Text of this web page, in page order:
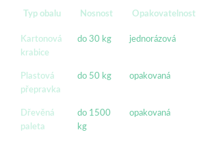
Typ obalu Nosnost Opakovatelnost
Kartonová
krabice
do 30 kg jednorázová
Plastová
přepravka
do 50 kg opakovaná
Dřevěná
paleta
do 1500
kg
opakovaná